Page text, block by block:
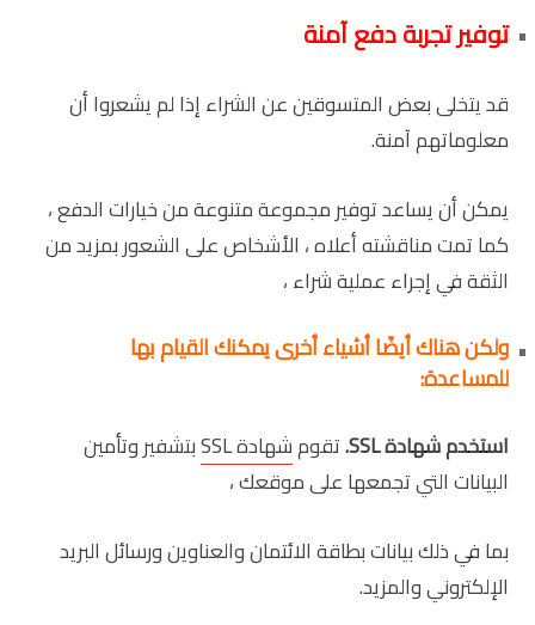
توفير تجربة دفع آمنة
قد يتخلى بعض المتسوقين عن الشراء إذا لم يشعروا أن
معلوماتهم آمنة.
يمكن أن يساعد توفير مجموعة متنوعة من خيارات الدفع ،
كما تمت مناقشته أعلاه ، الأشخاص على الشعور بمزيد من
الثقة في إجراء عملية شراء ،
ولكن هناك أيضًا أشياء أخرى يمكنك القيام بها
للمساعدة:
استخدم شهادةSSL
.تقومشهادة SSL
بتشفير وتأمين
البيانات التي تجمعها على موقعك ،
بما في ذلك بيانات بطاقة الائتمان والعناوين ورسائل البريد
الإلكتروني والمزيد.